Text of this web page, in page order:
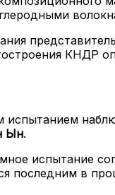
КНДР
Ын.
испытание
последним в